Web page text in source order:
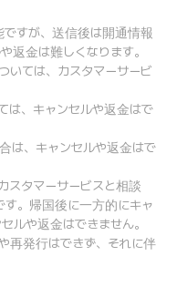
ですが、送信後は開通情報
返金は難しくなります。
いては、カスタマーサービ
は、キャンセルや返金はで
は、キャンセルや返金はで
スタマーサービスと相談
。帰国後に一方的にキャ
ルや返金はできません。
再発行はできず、それに伴